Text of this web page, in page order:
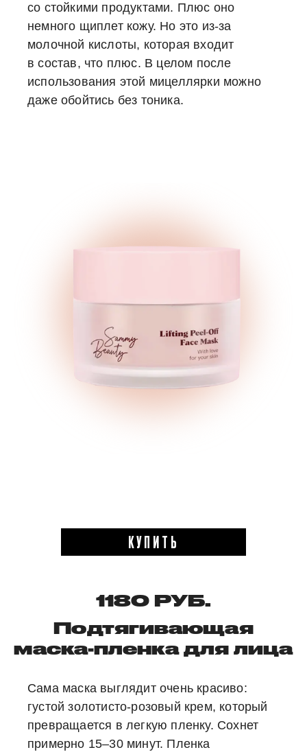
со стойкими продуктами. Плюс оно
немного щиплет кожу. Но это из-за
молочной кислоты, которая входит
в состав, что плюс. В целом после
использования этой мицеллярки можно
даже обойтись без тоника.
КУПИТЬ
1180 РУБ.
Подтягивающая
маска-пленка для лица
Сама маска выглядит очень красиво:
густой золотисто-розовый крем, который
превращается в легкую пленку. Сохнет
примерно 15–30 минут. Пленка